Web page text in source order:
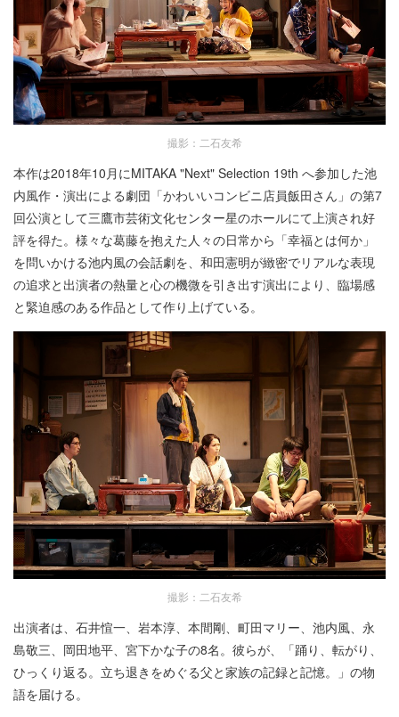
撮影：二石友希
本作は2018年10月にMITAKA "Next" Selection 19th へ参加した池
内風作・演出による劇団「かわいいコンビニ店員飯田さん」の第7
回公演として三鷹市芸術文化センター星のホールにて上演され好
評を得た。様々な葛藤を抱えた人々の日常から「幸福とは何か」
を問いかける池内風の会話劇を、和田憲明が緻密でリアルな表現
の追求と出演者の熱量と心の機微を引き出す演出により、臨場感
と緊迫感のある作品として作り上げている。
撮影：二石友希
出演者は、石井愃一、岩本淳、本間剛、町田マリー、池内風、永
島敬三、岡田地平、宮下かな子の8名。彼らが、「踊り、転がり、
ひっくり返る。立ち退きをめぐる父と家族の記録と記憶。」の物
語を届ける。